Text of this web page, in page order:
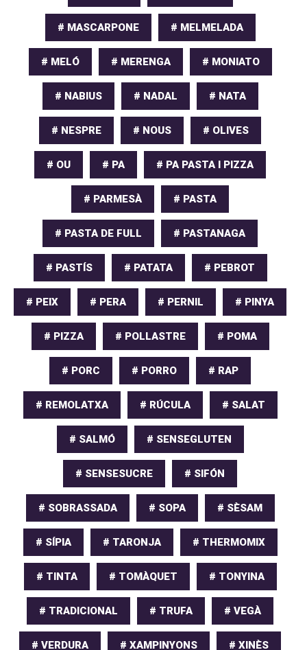
# MASCARPONE # MELMELADA
# MELÓ # MERENGA # MONIATO
# NABIUS # NADAL # NATA
# NESPRE # NOUS # OLIVES
# OU # PA # PA PASTA I PIZZA
# PARMESÀ # PASTA
# PASTA DE FULL # PASTANAGA
# PASTÍS # PATATA # PEBROT
# PEIX # PERA # PERNIL # PINYA
# PIZZA # POLLASTRE # POMA
# PORC # PORRO # RAP
# REMOLATXA # RÚCULA # SALAT
# SALMÓ # SENSEGLUTEN
# SENSESUCRE # SIFÓN
# SOBRASSADA # SOPA # SÈSAM
# SÍPIA # TARONJA # THERMOMIX
# TINTA # TOMÀQUET # TONYINA
# TRADICIONAL # TRUFA # VEGÀ
# VERDURA # XAMPINYONS # XINÈS